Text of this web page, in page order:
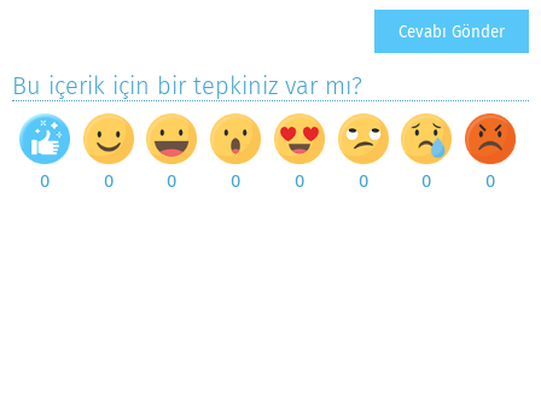
Bu içerik için bir tepkiniz var mı?
0 0 0 0 0 0 0 0